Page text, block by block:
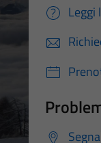
Leggi